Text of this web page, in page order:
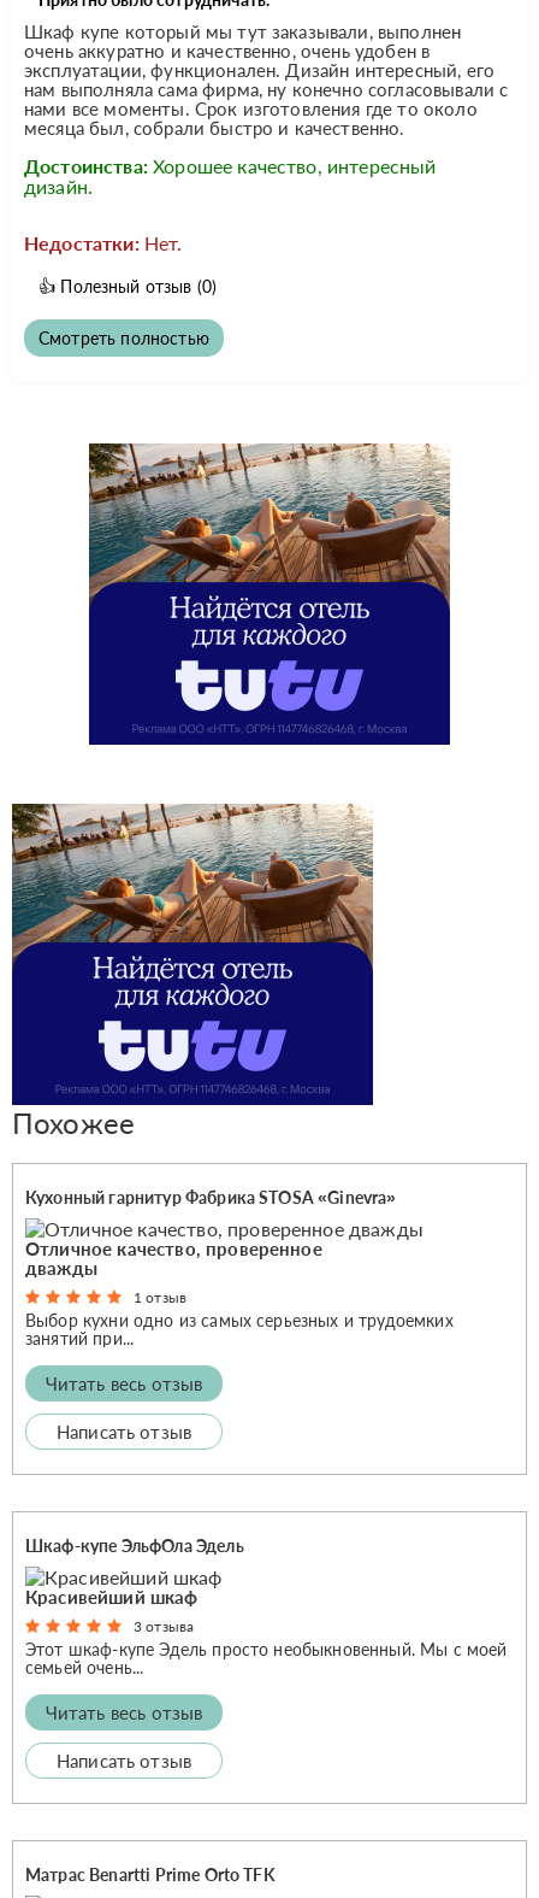
Шкаф купе который мы тут заказывали, выполнен
очень аккуратно и качественно, очень удобен в
эксплуатации, функционален. Дизайн интересный, его
нам выполняла сама фирма, ну конечно согласовывали с
нами все моменты. Срок изготовления где то около
месяца был, собрали быстро и качественно.
Достоинства: Хорошее качество, интересный
дизайн.
Недостатки: Нет.
👍 Полезный отзыв (0)
Смотреть полностью
Похожее
Кухонный гарнитур Фабрика STOSA «Ginevra»
Отличное качество, проверенное
дважды
1 отзыв
Выбор кухни одно из самых серьезных и трудоемких
занятий при...
Читать весь отзыв
Написать отзыв
Шкаф-купе ЭльфОла Эдель
Красивейший шкаф
3 отзыва
Этот шкаф-купе Эдель просто необыкновенный. Мы с моей
семьей очень...
Читать весь отзыв
Написать отзыв
Матрас Benartti Prime Orto TFK